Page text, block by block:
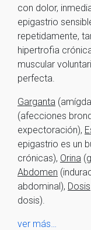
con dolor,
epigastrio
repetidamente,
hipertrofia
muscular
perfecta.
Garganta
(afecciones
expectoración),
epigastrio es un
crónicas), Orina
Abdomen
abdominal), Dosis
dosis).
ver más…